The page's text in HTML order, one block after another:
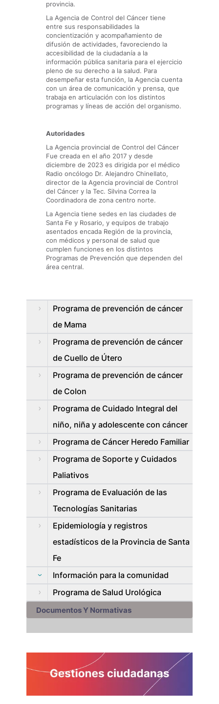
provincia.
La Agencia de Control del Cáncer tiene
entre sus responsabilidades la
concientización y acompañamiento de
difusión de actividades, favoreciendo la
accesibilidad de la ciudadanía a la
información pública sanitaria para el ejercicio
pleno de su derecho a la salud. Para
desempeñar esta función, la Agencia cuenta
con un área de comunicación y prensa, que
trabaja en articulación con los distintos
programas y líneas de acción del organismo.
Autoridades
La Agencia provincial de Control del Cáncer
Fue creada en el año 2017 y desde
diciembre de 2023 es dirigida por el médico
Radio oncólogo Dr. Alejandro Chinellato,
director de la Agencia provincial de Control
del Cáncer y la Tec. Silvina Correa la
Coordinadora de zona centro norte.
La Agencia tiene sedes en las ciudades de
Santa Fe y Rosario, y equipos de trabajo
asentados encada Región de la provincia,
con médicos y personal de salud que
cumplen funciones en los distintos
Programas de Prevención que dependen del
área central.
Programa de prevención de cáncer
de Mama
Programa de prevención de cáncer
de Cuello de Útero
Programa de prevención de cáncer
de Colon
Programa de Cuidado Integral del
niño, niña y adolescente con cáncer
Programa de Cáncer Heredo Familiar
Programa de Soporte y Cuidados
Paliativos
Programa de Evaluación de las
Tecnologías Sanitarias
Epidemiología y registros
estadísticos de la Provincia de Santa
Fe
Información para la comunidad
Programa de Salud Urológica
Documentos Y Normativas